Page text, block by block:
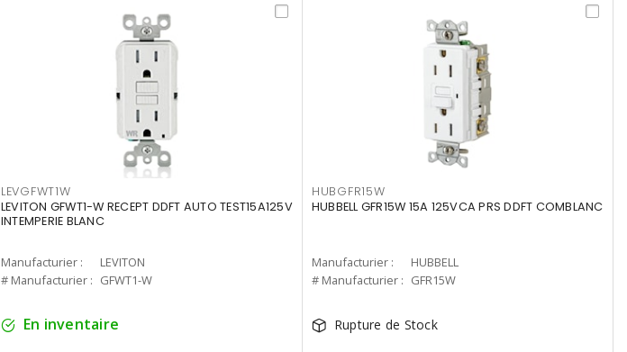
LEVGFWT1W
LEVITON GFWT1-W RECEPT DDFT AUTO TEST15A125V
INTEMPERIE BLANC
Manufacturier :
LEVITON
# Manufacturier : GFWT1-W
En inventaire
HUBGFR15W
HUBBELL GFR15W 15A 125VCA PRS DDFT COMBLANC
Manufacturier :
HUBBELL
# Manufacturier : GFR15W
Rupture de Stock